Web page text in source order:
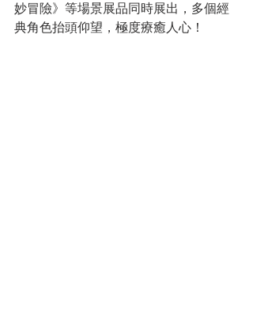
妙冒險》等場景展品同時展出，多個經
典角色抬頭仰望，極度療癒人心！